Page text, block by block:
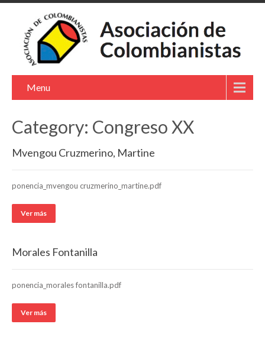
Menu
Category: Congreso XX
Mvengou Cruzmerino, Martine
ponencia_mvengou cruzmerino_martine.pdf
Ver más
Morales Fontanilla
ponencia_morales fontanilla.pdf
Ver más